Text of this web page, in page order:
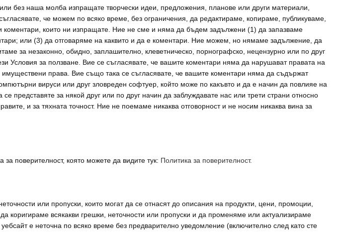
без наша молба изпращате творчески идеи, предложения, планове или други материали,
че можем по всяко време, без ограничения, да редактираме, копираме, публикуваме,
които ни изпращате. Ние не сме и няма да бъдем задължени (1) да запазваме
или (3) да отговаряме на каквито и да е коментари. Ние можем, но нямаме задължение, да
за незаконно, обидно, заплашително, клеветническо, порнографско, нецензурно или по друг
Условия за ползване. Вие се съгласявате, че вашите коментари няма да нарушават правата на
права. Вие също така се съгласявате, че вашите коментари няма да съдържат
вируси или друг зловреден софтуер, който може по какъвто и да е начин да повлияе на
представяте за някой друг или по друг начин да заблуждавате нас или трети страни относно
и за тяхната точност. Ние не поемаме никаква отговорност и не носим никаква вина за
поверителност, която можете да видите тук: Политика за поверителност.
или пропуски, които могат да се отнасят до описания на продукти, цени, промоции,
коригираме всякакви грешки, неточности или пропуски и да променяме или актуализираме
е неточна по всяко време без предварително уведомление (включително след като сте